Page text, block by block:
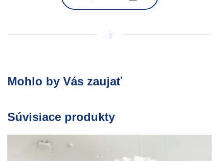
Mohlo by Vás zaujať
Súvisiace produkty